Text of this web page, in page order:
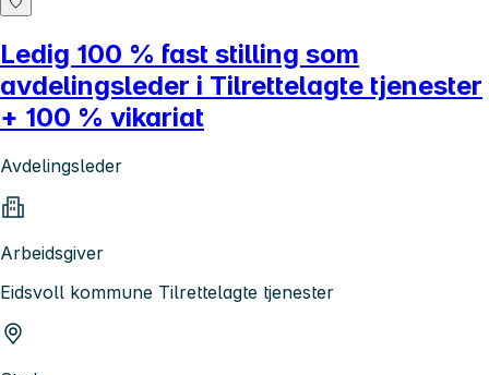
Ledig 100 % fast stilling som
avdelingsleder i Tilrettelagte tjenester
+ 100 % vikariat
Avdelingsleder
Arbeidsgiver
Eidsvoll kommune Tilrettelagte tjenester